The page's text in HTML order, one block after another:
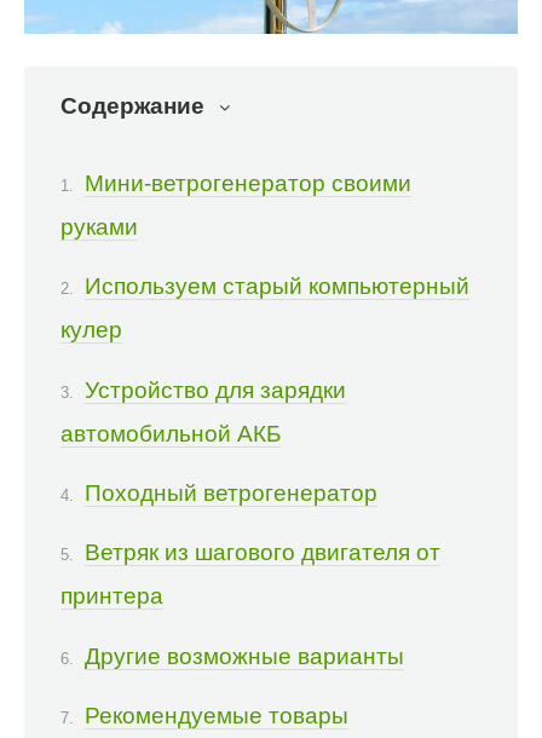
Содержание
Мини-ветрогенератор своими
руками
Используем старый компьютерный
кулер
Устройство для зарядки
автомобильной АКБ
Походный ветрогенератор
Ветряк из шагового двигателя от
принтера
Другие возможные варианты
Рекомендуемые товары